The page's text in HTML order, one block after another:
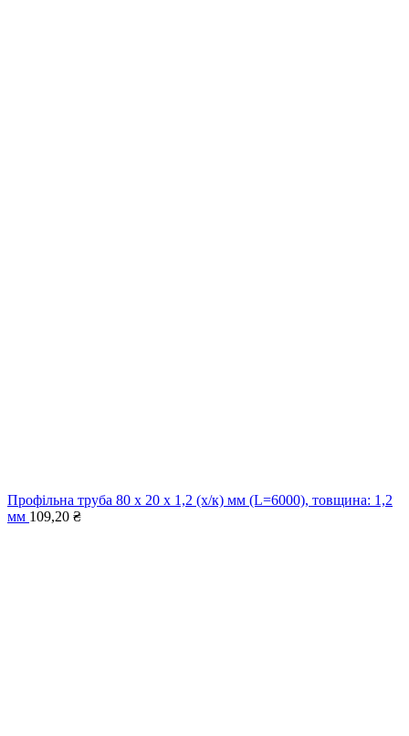
Профільна труба 80 x 20 x 1,2 (х/к) мм (L=6000), товщина: 1,2
мм 109,20 ₴